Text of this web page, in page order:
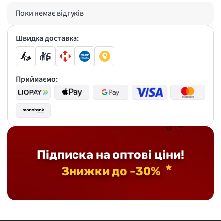
Поки немає відгуків
Підписка на оптові ціни!
Знижки до -30%
Швидка доставка:
Приймаємо: